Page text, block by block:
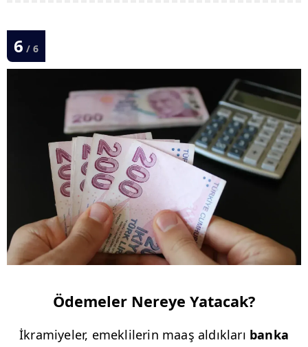
6 / 6
Ödemeler Nereye Yatacak?
İkramiyeler, emeklilerin maaş aldıkları banka